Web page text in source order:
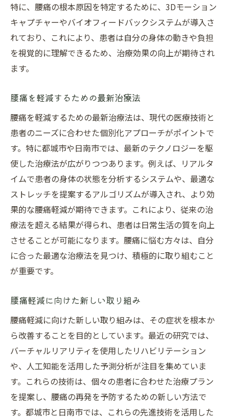
特に、腰痛の根本原因を特定するために、3Dモーション
キャプチャーやバイオフィードバックシステムが導入さ
れており、これにより、患者は自分の身体の動きや負担
を視覚的に理解できるため、治療効果の向上が期待され
ます。
腰痛を軽減するための最新治療法
腰痛を軽減するための最新治療法は、現代の医療技術と
患者のニーズに合わせた個別化アプローチがポイントで
す。特に都城市や日南市では、最新のテクノロジーを駆
使した治療法が広がりつつあります。例えば、リアルタ
イムで患者の身体の状態を分析するシステムや、最適な
ストレッチを提案するアルゴリズムが導入され、より効
果的な腰痛軽減が期待できます。これにより、従来の治
療法を超える結果が得られ、患者は日常生活の質を向上
させることが可能になります。腰痛に悩む方々は、自分
に合った最適な治療法を見つけ、積極的に取り組むこと
が重要です。
腰痛軽減に向けた新しい取り組み
腰痛軽減に向けた新しい取り組みは、その症状を根本か
ら改善することを目的としています。最近の研究では、
バーチャルリアリティを使用したリハビリテーション
や、人工知能を活用した予測分析が注目を集めていま
す。これらの技術は、個々の患者に合わせた治療プラン
を提案し、腰痛の再発を予防するための新しい方法で
す。都城市と日南市では、これらの先進技術を活用した